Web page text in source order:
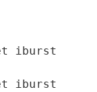
iburst
iburst